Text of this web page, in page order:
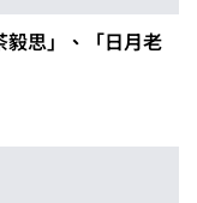
思」、「日月老